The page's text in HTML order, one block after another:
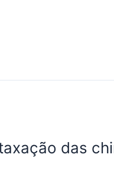
das